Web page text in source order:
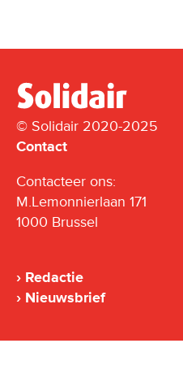
© Solidair 2020-2025
Contact
Contacteer ons:
M.Lemonnierlaan 171
1000 Brussel
Redactie
Nieuwsbrief